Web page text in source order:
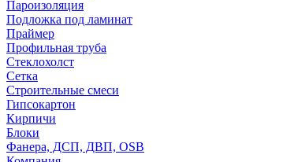
Пароизоляция
Подложка под ламинат
Праймер
Профильная труба
Стеклохолст
Сетка
Строительные смеси
Гипсокартон
Кирпичи
Блоки
Фанера, ДСП, ДВП, OSB